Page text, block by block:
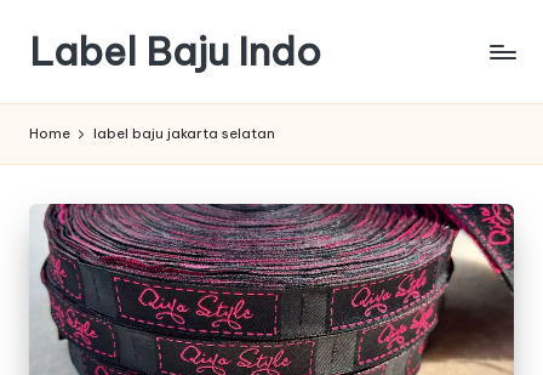
content
Label Baju Indo
Home label baju jakarta selatan